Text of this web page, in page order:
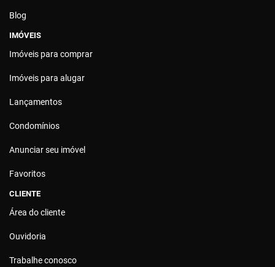
Blog
IMÓVEIS
Imóveis para comprar
Imóveis para alugar
Lançamentos
Condomínios
Anunciar seu imóvel
Favoritos
CLIENTE
Área do cliente
Ouvidoria
Trabalhe conosco